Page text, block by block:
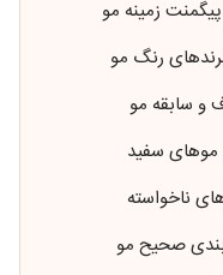
زمینه مو
رنگ مو
و سابقه مو
سفید
ناخواسته
صحیح مو